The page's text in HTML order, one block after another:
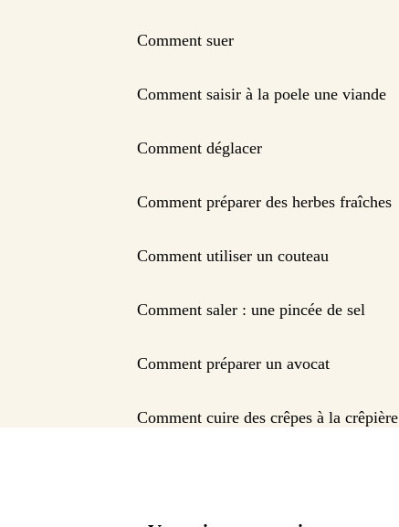
Comment suer
Comment saisir à la poele une viande
Comment déglacer
Comment préparer des herbes fraîches
Comment utiliser un couteau
Comment saler : une pincée de sel
Comment préparer un avocat
Comment cuire des crêpes à la crêpière